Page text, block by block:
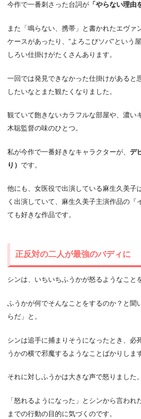
今作で一番刺さった台詞が 「やらない理由
また「鳴らない、携帯」と書かれたエヴァ
ケースがあったり、”よろこびソバ”という
しろい仕掛けがたくさんあります。
一回では発見できなかった仕掛けがあると
したいなとまた観たくなりました。
観ていて飽きないカラフルな部屋や、濃い
木聡監督の味のひとつ。
私が今作で一番好きなキャラクターが、 デ
り） です。
他にも、女医役で出演している麻生久美子
く出演していて、麻生久美子主演作品の『
ても好きな作品です。
正反対の二人が最強のバディに
シンは、いちいちふうかが怒るようなこと
ふうかが何でそんなことをするのか？と聞
らだ」と。
シンは追手に捕まりそうになったとき、必
うかの横で邪魔するようなことばかりしま
それに対しふうかは大きな声で怒りました。
「怒れるようになった」とシンから言われ
までの行動の目的に気づくのです。